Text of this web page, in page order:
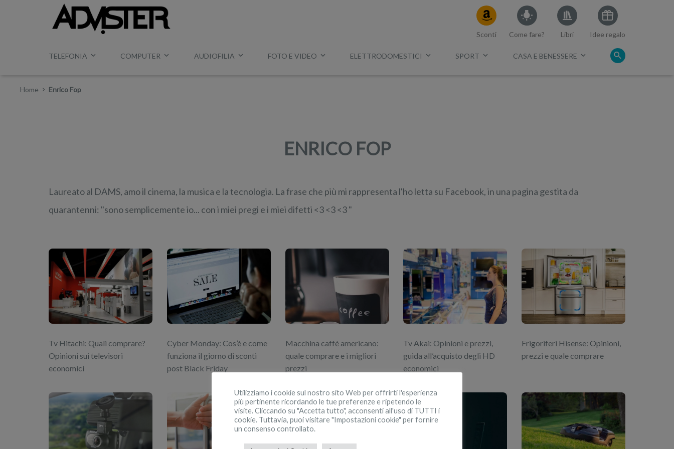
Sconti Come fare? Libri Idee regalo
TELEFONIA COMPUTER AUDIOFILIA FOTO E VIDEO ELETTRODOMESTICI SPORT CASA E BENESSERE
Home Enrico Fop
ENRICO FOP
Laureato al DAMS, amo il cinema, la musica e la tecnologia. La frase che più mi rappresenta l'ho letta su Facebook, in una pagina gestita da
quarantenni: "sono semplicemente io... con i miei pregi e i miei difetti <3 <3 <3 "
Tv Hitachi: Quali comprare?
Opinioni sui televisori
economici
Cyber Monday: Cos’è e come
funziona il giorno di sconti
post Black Friday
Macchina caffè americano:
quale comprare e i migliori
prezzi
Tv Akai: Opinioni e prezzi,
guida all’acquisto degli HD
economici
Frigoriferi Hisense: Opinioni,
prezzi e quale comprare
Utilizziamo i cookie sul nostro sito Web per offrirti l'esperienza
più pertinente ricordando le tue preferenze e ripetendo le
visite. Cliccando su "Accetta tutto", acconsenti all'uso di TUTTI i
cookie. Tuttavia, puoi visitare "Impostazioni cookie" per fornire
un consenso controllato.